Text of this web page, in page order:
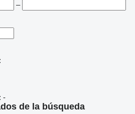
–
-
de la búsqueda